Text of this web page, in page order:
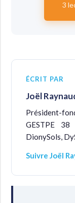
3
ÉCRIT PAR
Joël
Président-
GESTPE
DionySols,
Suivre Joël